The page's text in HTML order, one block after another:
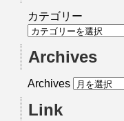
カテゴリー
Archives
Archives
Link